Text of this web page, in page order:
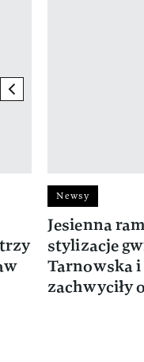
previous element
Newsy
Jesienna
stylizacje
Tarnowska
zachwyciły